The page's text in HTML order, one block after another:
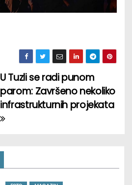
U Tuzli se radi punom
parom: Završeno nekoliko
infrastrukturnih projekata